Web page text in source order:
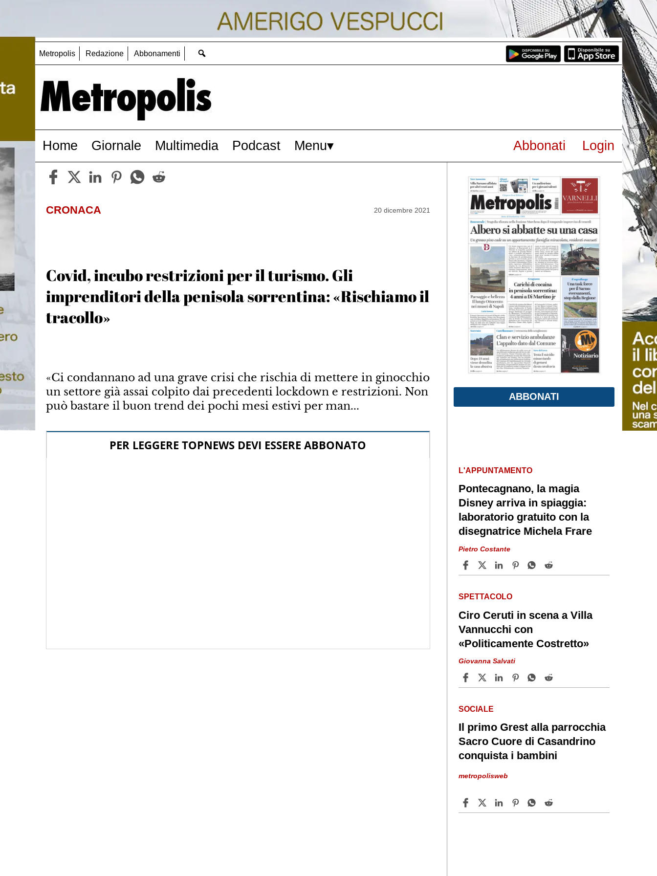
Metropolis Redazione Abbonamenti
Home Giornale Multimedia Podcast Menu Abbonati Login
CRONACA 20 dicembre 2021
Covid, incubo restrizioni per il turismo. Gli
imprenditori della penisola sorrentina: «Rischiamo il
tracollo»
«Ci condannano ad una grave crisi che rischia di mettere in ginocchio
un settore già assai colpito dai precedenti lockdown e restrizioni. Non
può bastare il buon trend dei pochi mesi estivi per man...
PER LEGGERE TOPNEWS DEVI ESSERE ABBONATO
ABBONATI
L'APPUNTAMENTO
Pontecagnano, la magia
Disney arriva in spiaggia:
laboratorio gratuito con la
disegnatrice Michela Frare
Pietro Costante
SPETTACOLO
Ciro Ceruti in scena a Villa
Vannucchi con
«Politicamente Costretto»
Giovanna Salvati
SOCIALE
Il primo Grest alla parrocchia
Sacro Cuore di Casandrino
conquista i bambini
metropolisweb